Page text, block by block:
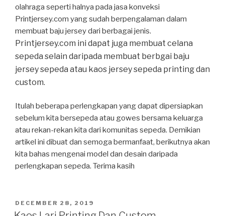
olahraga seperti halnya pada jasa konveksi
Printjersey.com yang sudah berpengalaman dalam
membuat baju jersey dari berbagai jenis.
Printjersey.com ini dapat juga membuat celana
sepeda selain daripada membuat berbgai baju
jersey sepeda atau kaos jersey sepeda printing dan
custom.
Itulah beberapa perlengkapan yang dapat dipersiapkan
sebelum kita bersepeda atau gowes bersama keluarga
atau rekan-rekan kita dari komunitas sepeda. Demikian
artikel ini dibuat dan semoga bermanfaat, berikutnya akan
kita bahas mengenai model dan desain daripada
perlengkapan sepeda. Terima kasih
POSTED
ON
DECEMBER 28, 2019